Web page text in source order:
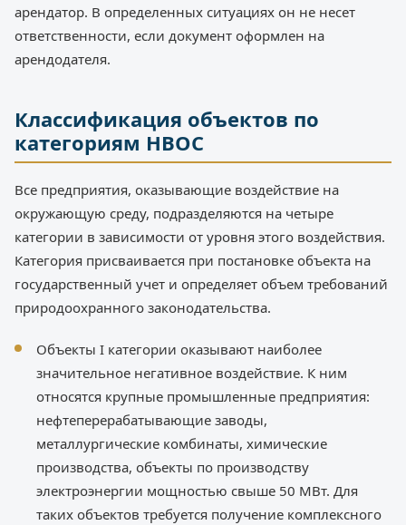
арендатор. В определенных ситуациях он не несет
ответственности, если документ оформлен на
арендодателя.
Классификация объектов по
категориям НВОС
Все предприятия, оказывающие воздействие на
окружающую среду, подразделяются на четыре
категории в зависимости от уровня этого воздействия.
Категория присваивается при постановке объекта на
государственный учет и определяет объем требований
природоохранного законодательства.
Объекты I категории оказывают наиболее
значительное негативное воздействие. К ним
относятся крупные промышленные предприятия:
нефтеперерабатывающие заводы,
металлургические комбинаты, химические
производства, объекты по производству
электроэнергии мощностью свыше 50 МВт. Для
таких объектов требуется получение комплексного